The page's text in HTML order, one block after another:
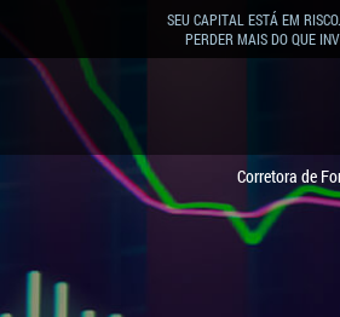
SEU CAPITAL ESTÁ EM
PERDER MAIS DO QUE
Corretora de